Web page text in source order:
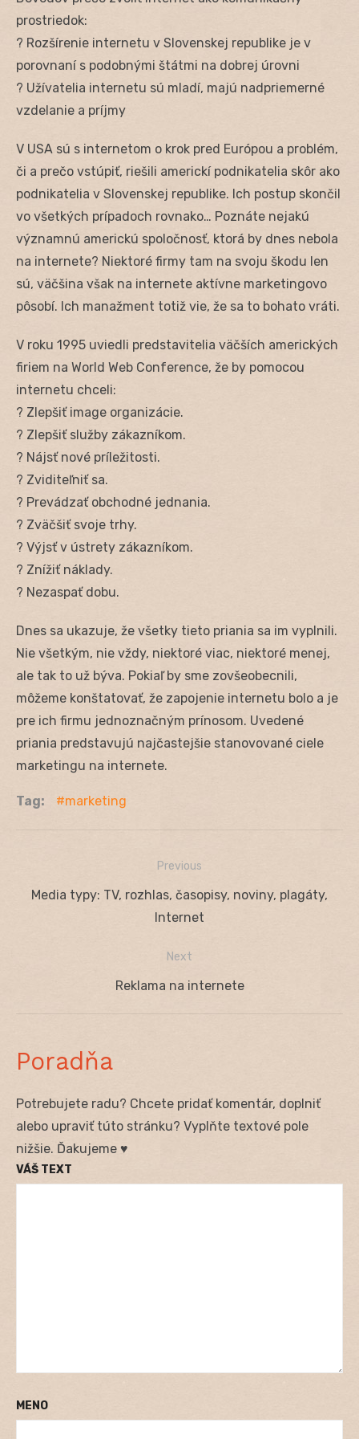
prostriedok:
? Rozšírenie internetu v Slovenskej republike je v
porovnaní s podobnými štátmi na dobrej úrovni
? Užívatelia internetu sú mladí, majú nadpriemerné
vzdelanie a príjmy
V USA sú s internetom o krok pred Európou a problém,
či a prečo vstúpiť, riešili americkí podnikatelia skôr ako
podnikatelia v Slovenskej republike. Ich postup skončil
vo všetkých prípadoch rovnako… Poznáte nejakú
významnú americkú spoločnosť, ktorá by dnes nebola
na internete? Niektoré firmy tam na svoju škodu len
sú, väčšina však na internete aktívne marketingovo
pôsobí. Ich manažment totiž vie, že sa to bohato vráti.
V roku 1995 uviedli predstavitelia väčších amerických
firiem na World Web Conference, že by pomocou
internetu chceli:
? Zlepšiť image organizácie.
? Zlepšiť služby zákazníkom.
? Nájsť nové príležitosti.
? Zviditeľniť sa.
? Prevádzať obchodné jednania.
? Zväčšiť svoje trhy.
? Výjsť v ústrety zákazníkom.
? Znížiť náklady.
? Nezaspať dobu.
Dnes sa ukazuje, že všetky tieto priania sa im vyplnili.
Nie všetkým, nie vždy, niektoré viac, niektoré menej,
ale tak to už býva. Pokiaľ by sme zovšeobecnili,
môžeme konštatovať, že zapojenie internetu bolo a je
pre ich firmu jednoznačným prínosom. Uvedené
priania predstavujú najčastejšie stanovované ciele
marketingu na internete.
Tag: marketing
Navigácia
Previous
Previous
Media typy: TV, rozhlas, časopisy, noviny, plagáty,
Internet
Next
Next
Reklama na internete
Poradňa
Potrebujete radu? Chcete pridať komentár, doplniť
alebo upraviť túto stránku? Vyplňte textové pole
nižšie. Ďakujeme ♥
VÁŠ TEXT
MENO